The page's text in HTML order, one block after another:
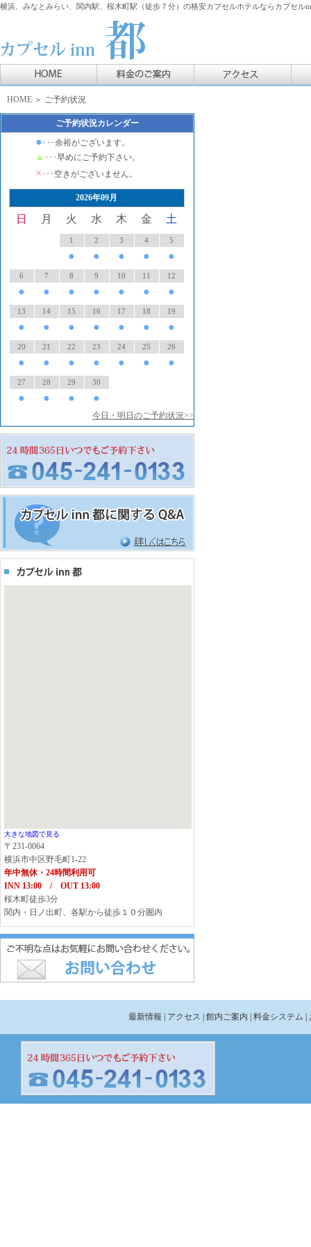
横浜、みなとみらい、関内駅、桜木町駅（徒歩７分）の格安カプセルホテルならカプセル
HOME ＞ ご予約状況
ご予約状況カレンダー
● ･･･余裕がございます。
▲ ･･･早めにご予約下さい。
× ･･･空きがございません。
2026年09月
日 月 火 水 木 金 土
1
●
2
●
3
●
4
●
5
●
6
●
7
●
8
●
9
●
10
●
11
●
12
●
13
●
14
●
15
●
16
●
17
●
18
●
19
●
20
●
21
●
22
●
23
●
24
●
25
●
26
●
27
●
28
●
29
●
30
●
今日・明日のご予約状況>>
大きな地図で見る
〒231-0064
横浜市中区野毛町1-22
年中無休・24時間利用可
INN 13:00 / OUT 13:00
桜木町徒歩3分
関内・日ノ出町、各駅から徒歩１０分圏内
最新情報 | アクセス | 館内ご案内 | 料金システム